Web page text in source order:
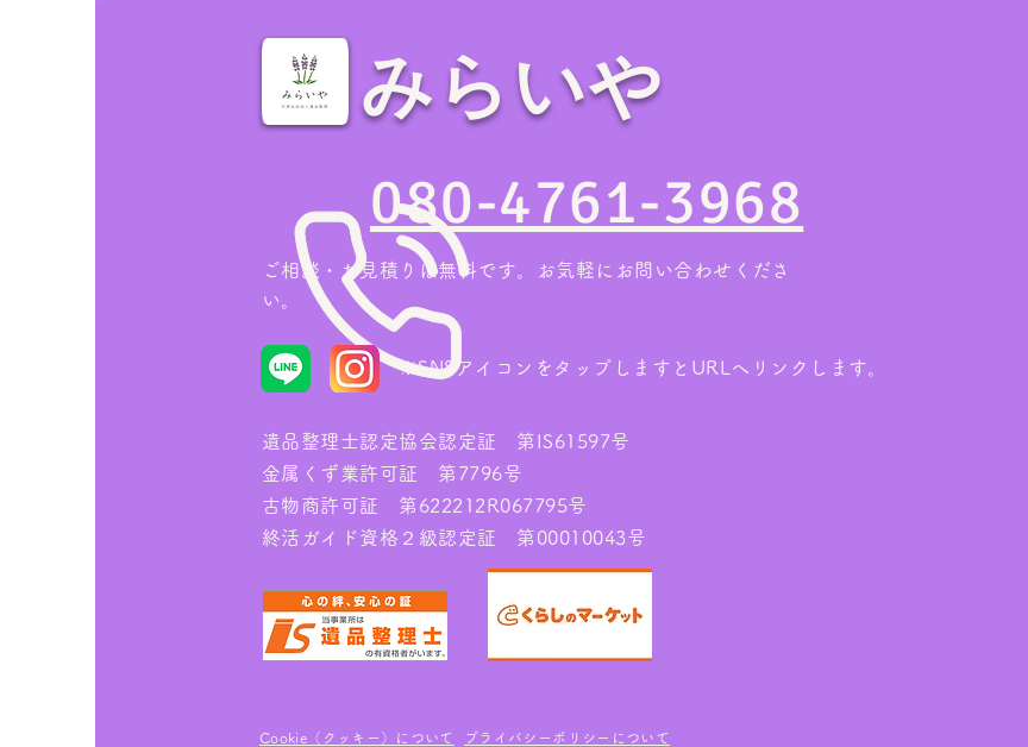
家の売却・不動産査定前に！
をしない業者の選び方
まる今がチャンス！
みらいや
080-4761-3968
ご相談・お見積りは無料です。お気軽にお問い合わせくださ
い。
※SNSアイコンをタップしますとURLへリンクします。
遺品整理士認定協会認定証 第IS61597号
金属くず業許可証 第7796号
古物商許可証 第622212R067795号
終活ガイド資格２級認定証 第00010043号
Cookie（クッキー）について プライバシーポリシーについて